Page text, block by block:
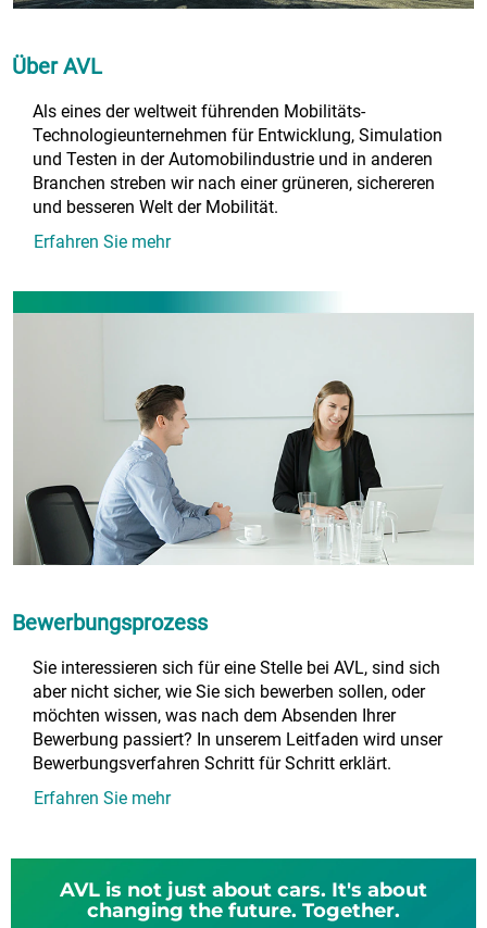
Über AVL
Als eines der weltweit führenden Mobilitäts-
Technologieunternehmen für Entwicklung, Simulation
und Testen in der Automobilindustrie und in anderen
Branchen streben wir nach einer grüneren, sichereren
und besseren Welt der Mobilität.
Erfahren Sie mehr
Bewerbungsprozess
Sie interessieren sich für eine Stelle bei AVL, sind sich
aber nicht sicher, wie Sie sich bewerben sollen, oder
möchten wissen, was nach dem Absenden Ihrer
Bewerbung passiert? In unserem Leitfaden wird unser
Bewerbungsverfahren Schritt für Schritt erklärt.
Erfahren Sie mehr
AVL is not just about cars. It's about
changing the future. Together.